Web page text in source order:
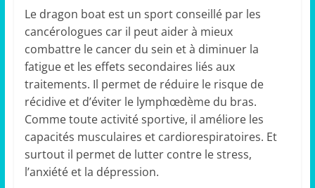
Le dragon boat est un sport conseillé par les
cancérologues car il peut aider à mieux
combattre le cancer du sein et à diminuer la
fatigue et les effets secondaires liés aux
traitements. Il permet de réduire le risque de
récidive et d’éviter le lymphœdème du bras.
Comme toute activité sportive, il améliore les
capacités musculaires et cardiorespiratoires. Et
surtout il permet de lutter contre le stress,
l’anxiété et la dépression.